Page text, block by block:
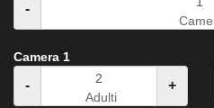
-
Camera 1
-
Adulti
+